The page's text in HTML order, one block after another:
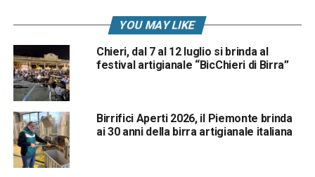
YOU MAY LIKE
Chieri, dal 7 al 12 luglio si brinda al
festival artigianale “BicChieri di Birra”
Birrifici Aperti 2026, il Piemonte brinda
ai 30 anni della birra artigianale italiana